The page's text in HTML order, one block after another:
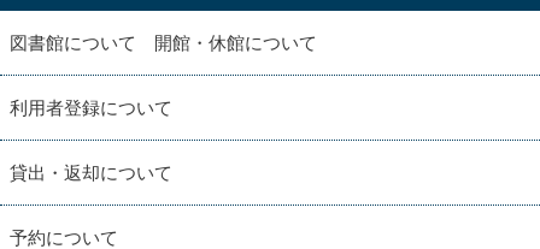
図書館について 開館・休館について
利用者登録について
貸出・返却について
予約について